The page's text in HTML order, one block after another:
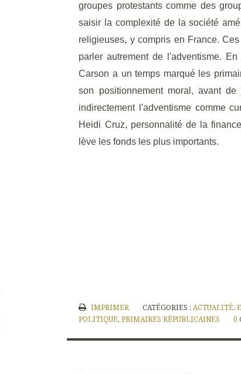
groupes protestants comme des
saisir la complexité de la société
religieuses, y compris en France.
parler autrement de l'adventisme.
Carson a un temps marqué les
son positionnement moral, avant
indirectement l'adventisme comme
Heidi Cruz, personnalité de la
lève les fonds les plus importants.
IMPRIMER CATÉGORIES : ACTUALITÉ,
POLITIQUE,PRIMAIRES RÉPUBLICAINES 0